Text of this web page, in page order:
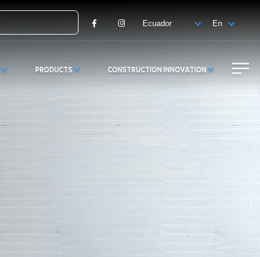
FacebookInstagram
PRODUCTS CONSTRUCTION INNOVATION